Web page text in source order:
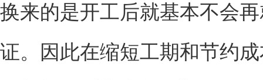
换来的是开工后就基本不会
证。因此在缩短工期和节约